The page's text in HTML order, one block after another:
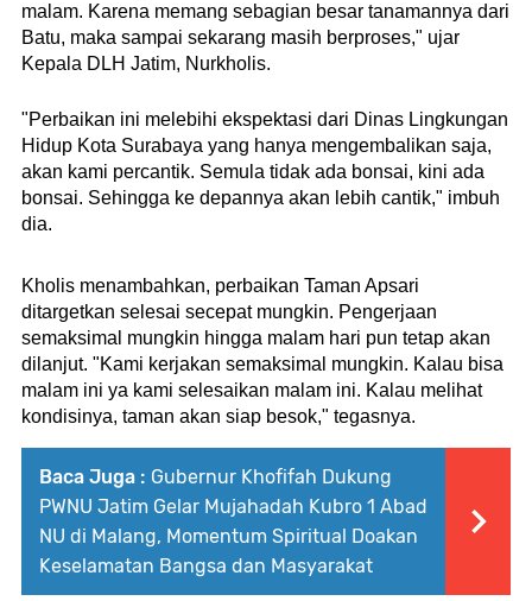
malam. Karena memang sebagian besar tanamannya dari
Batu, maka sampai sekarang masih berproses," ujar
Kepala DLH Jatim, Nurkholis.
"Perbaikan ini melebihi ekspektasi dari Dinas Lingkungan
Hidup Kota Surabaya yang hanya mengembalikan saja,
akan kami percantik. Semula tidak ada bonsai, kini ada
bonsai. Sehingga ke depannya akan lebih cantik," imbuh
dia.
Kholis menambahkan, perbaikan Taman Apsari
ditargetkan selesai secepat mungkin. Pengerjaan
semaksimal mungkin hingga malam hari pun tetap akan
dilanjut. "Kami kerjakan semaksimal mungkin. Kalau bisa
malam ini ya kami selesaikan malam ini. Kalau melihat
kondisinya, taman akan siap besok," tegasnya.
Baca Juga : Gubernur Khofifah Dukung
PWNU Jatim Gelar Mujahadah Kubro 1 Abad
NU di Malang, Momentum Spiritual Doakan
Keselamatan Bangsa dan Masyarakat